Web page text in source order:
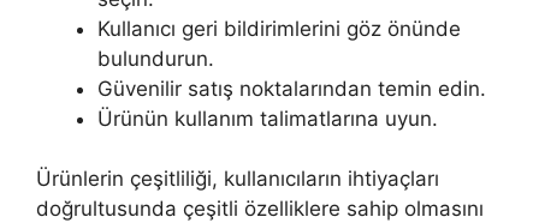
Kullanıcı geri bildirimlerini göz önünde
bulundurun.
Güvenilir satış noktalarından temin edin.
Ürünün kullanım talimatlarına uyun.
Ürünlerin çeşitliliği, kullanıcıların ihtiyaçları
doğrultusunda çeşitli özelliklere sahip olmasını